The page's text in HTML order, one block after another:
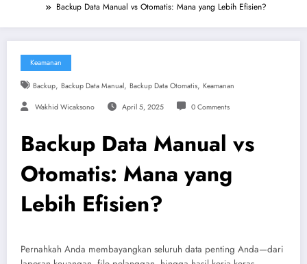
Backup Data Manual vs Otomatis: Mana yang Lebih Efisien?
Keamanan
Backup, Backup Data Manual, Backup Data Otomatis, Keamanan
Wakhid Wicaksono April 5, 2025 0 Comments
Backup Data Manual vs
Otomatis: Mana yang
Lebih Efisien?
Pernahkah Anda membayangkan seluruh data penting Anda—dari